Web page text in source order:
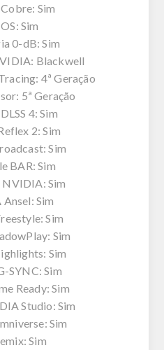
Sim
Sim
0-dB: Sim
Blackwell
4ª Geração
5ª Geração
4: Sim
2: Sim
Sim
BAR: Sim
Sim
Sim
Sim
Sim
Sim
SYNC: Sim
Ready: Sim
Studio: Sim
Sim
Sim